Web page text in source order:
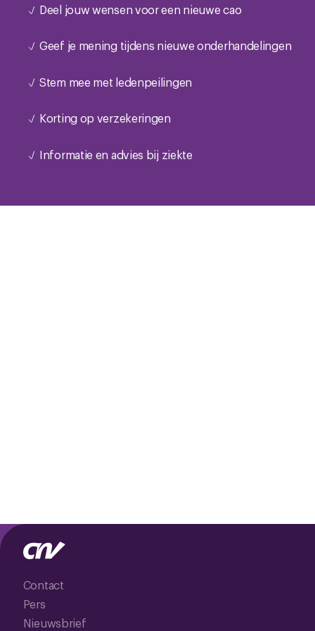
Deel jouw wensen voor een nieuwe cao
Geef je mening tijdens nieuwe onderhandelingen
Stem mee met ledenpeilingen
Korting op verzekeringen
Informatie en advies bij ziekte
Contact
Pers
Nieuwsbrief